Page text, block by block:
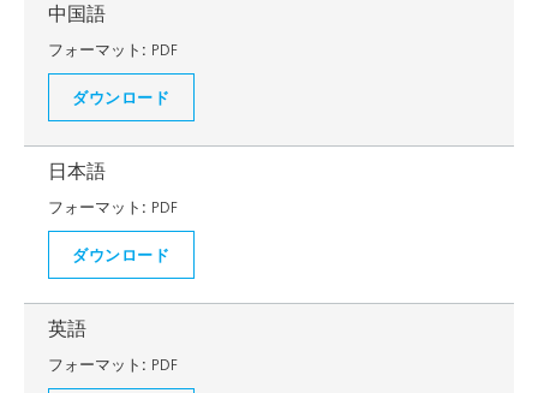
中国語
フォーマット: PDF
ダウンロード
日本語
フォーマット: PDF
ダウンロード
英語
フォーマット: PDF